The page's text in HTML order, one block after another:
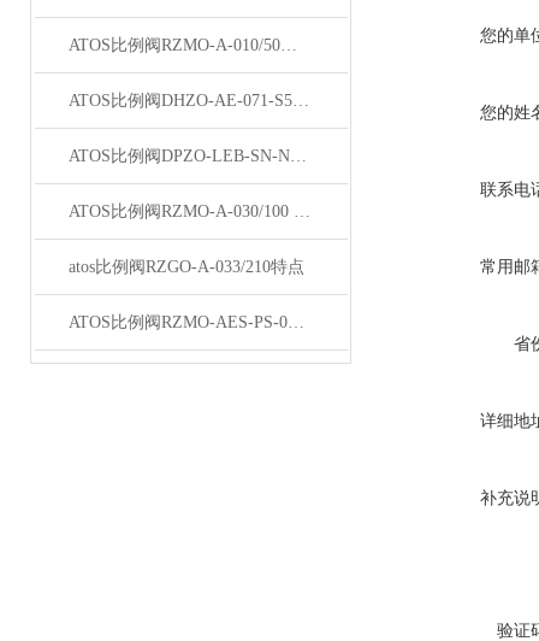
ATOS比例阀RZMO-A-010/50特点
ATOS比例阀DHZO-AE-071-S5/I现货
ATOS比例阀DPZO-LEB-SN-NP-271-L5/I现货
ATOS比例阀RZMO-A-030/100 20天津总经销
atos比例阀RZGO-A-033/210特点
ATOS比例阀RZMO-AES-PS-030/315参数
您的单
您的姓
联系电
常用邮
省
详细地
补充说
验证